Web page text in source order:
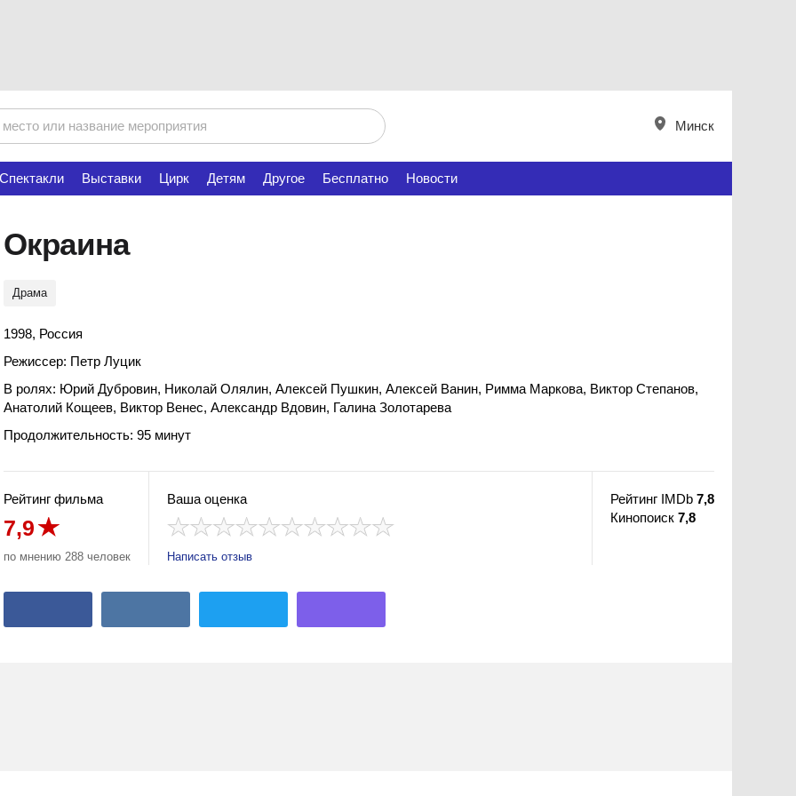
Минск
Спектакли Выставки Цирк Детям Другое Бесплатно Новости
Окраина
Драма
1998, Россия
Режиссер: Петр Луцик
В ролях: Юрий Дубровин, Николай Олялин, Алексей Пушкин, Алексей Ванин, Римма Маркова, Виктор Степанов,
Анатолий Кощеев, Виктор Венес, Александр Вдовин, Галина Золотарева
Продолжительность: 95 минут
Рейтинг фильма
7,9
по мнению 288 человек
Ваша оценка
Написать отзыв
Рейтинг IMDb 7,8
Кинопоиск 7,8